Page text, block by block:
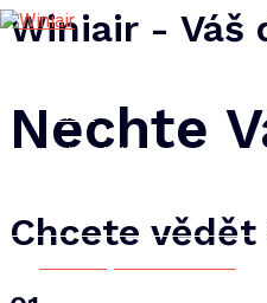
Přeskočit
na
O nás
naše služby
Winiair - Váš
Nechte
Chcete vědět